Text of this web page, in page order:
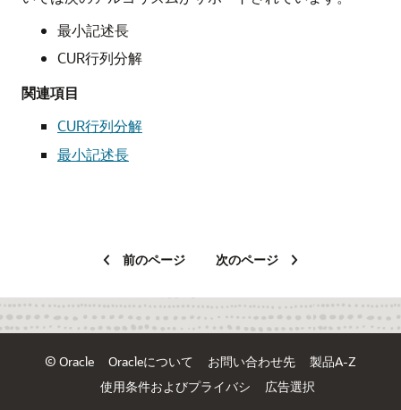
最小記述長
CUR行列分解
関連項目
CUR行列分解
最小記述長
前のページ 次のページ
© Oracle Oracleについて お問い合わせ先
製品A-Z
使用条件およびプライバシ
広告選択